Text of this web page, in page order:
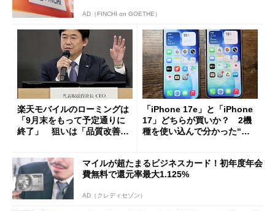
AD（FINCHI on GOETHE）
楽天モバイルのローミングは
「9月末をもって予定通りに
終了」 狙いは「品質改善」
も
「iPhone 17e」と「iPhone
17」どちらが買いか？ 2機
種を使い込んで分かった“ス
マイルが超たまるビジネスカード！初年度年会
費無料で還元率最大1.125%
AD（クレディセゾン）